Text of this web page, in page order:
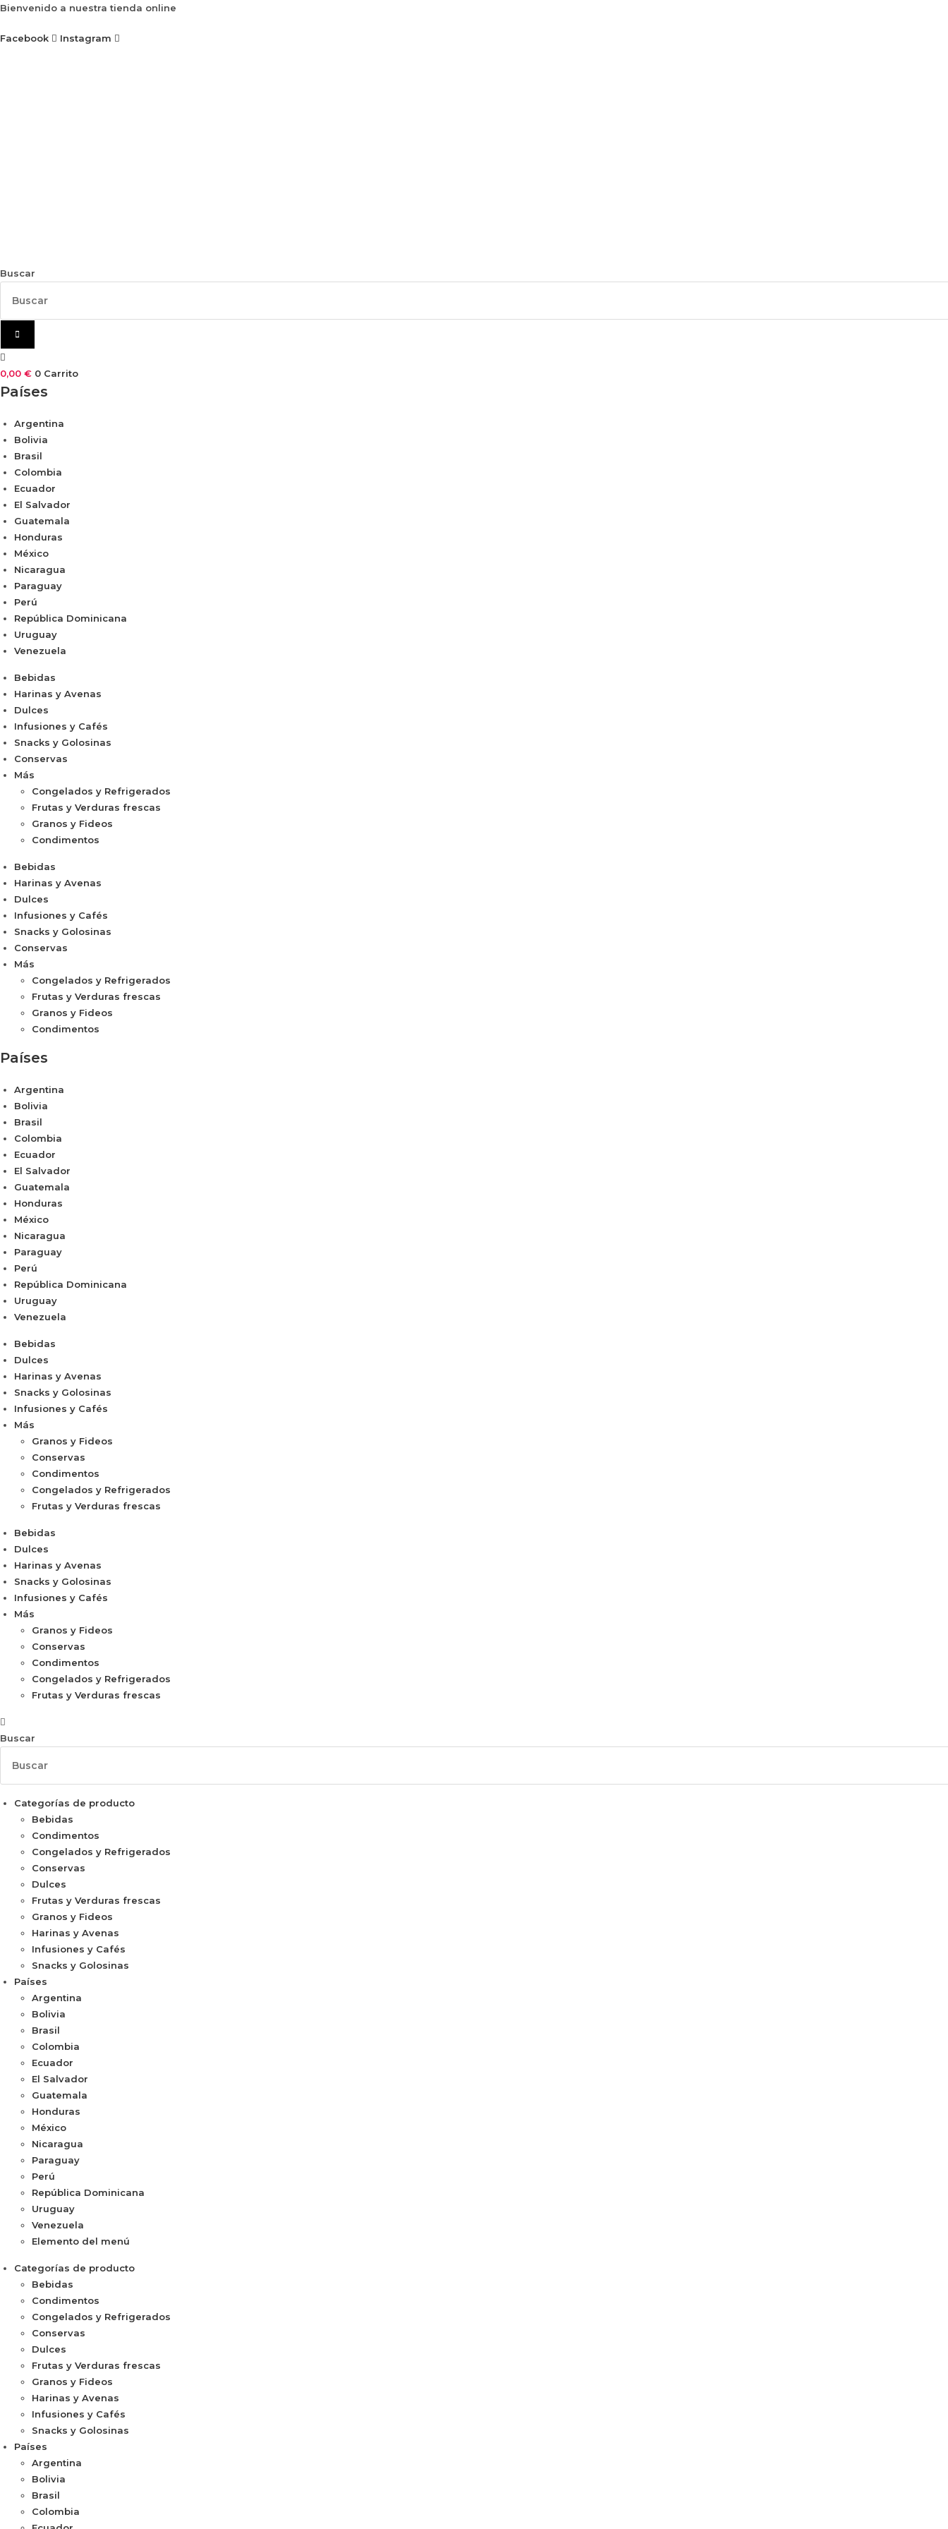
Ir
contenido
Bienvenido a nuestra tienda online
Facebook Instagram
Buscar
0,00 € 0 Carrito
Países
Argentina
Bolivia
Brasil
Colombia
Ecuador
El Salvador
Guatemala
Honduras
México
Nicaragua
Paraguay
Perú
República Dominicana
Uruguay
Venezuela
Bebidas
Harinas y Avenas
Dulces
Infusiones y Cafés
Snacks y Golosinas
Conservas
Más
Congelados y Refrigerados
Frutas y Verduras frescas
Granos y Fideos
Condimentos
Bebidas
Harinas y Avenas
Dulces
Infusiones y Cafés
Snacks y Golosinas
Conservas
Más
Congelados y Refrigerados
Frutas y Verduras frescas
Granos y Fideos
Condimentos
Países
Argentina
Bolivia
Brasil
Colombia
Ecuador
El Salvador
Guatemala
Honduras
México
Nicaragua
Paraguay
Perú
República Dominicana
Uruguay
Venezuela
Bebidas
Dulces
Harinas y Avenas
Snacks y Golosinas
Infusiones y Cafés
Más
Granos y Fideos
Conservas
Condimentos
Congelados y Refrigerados
Frutas y Verduras frescas
Bebidas
Dulces
Harinas y Avenas
Snacks y Golosinas
Infusiones y Cafés
Más
Granos y Fideos
Conservas
Condimentos
Congelados y Refrigerados
Frutas y Verduras frescas
Buscar
Categorías de producto
Bebidas
Condimentos
Congelados y Refrigerados
Conservas
Dulces
Frutas y Verduras frescas
Granos y Fideos
Harinas y Avenas
Infusiones y Cafés
Snacks y Golosinas
Países
Argentina
Bolivia
Brasil
Colombia
Ecuador
El Salvador
Guatemala
Honduras
México
Nicaragua
Paraguay
Perú
República Dominicana
Uruguay
Venezuela
Elemento del menú
Categorías de producto
Bebidas
Condimentos
Congelados y Refrigerados
Conservas
Dulces
Frutas y Verduras frescas
Granos y Fideos
Harinas y Avenas
Infusiones y Cafés
Snacks y Golosinas
Países
Argentina
Bolivia
Brasil
Colombia